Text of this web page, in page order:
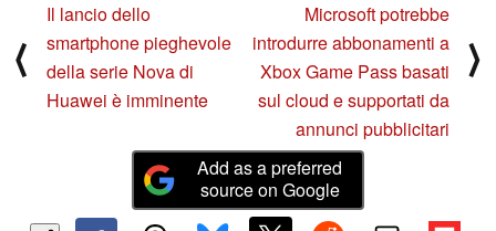
⟨
Il lancio dello
smartphone pieghevole
della serie Nova di
Huawei è imminente
Microsoft potrebbe
introdurre abbonamenti a
Xbox Game Pass basati
sul cloud e supportati da
annunci pubblicitari
⟩
Add as a preferred
source on Google